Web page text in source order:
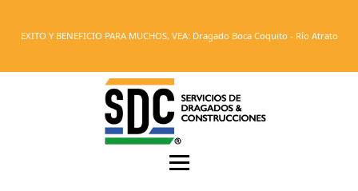
EXITO Y BENEFICIO PARA MUCHOS, VEA: Dragado Boca Coquito - Río Atrato